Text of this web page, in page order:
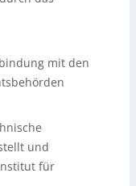
mit den
und
für